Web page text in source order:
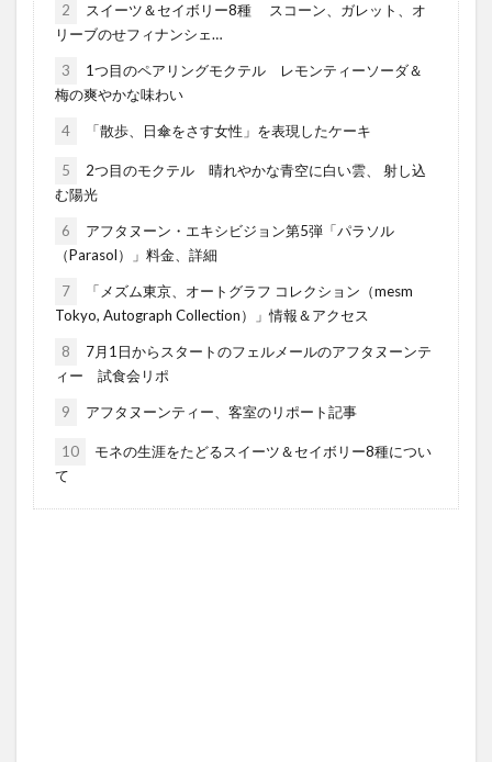
2
スイーツ＆セイボリー8種 スコーン、ガレット、オ
リーブのせフィナンシェ…
3
1つ目のペアリングモクテル レモンティーソーダ＆
梅の爽やかな味わい
4 「散歩、日傘をさす女性」を表現したケーキ
5
2つ目のモクテル 晴れやかな青空に白い雲、 射し込
む陽光
6
アフタヌーン・エキシビジョン第5弾「パラソル
（Parasol）」料金、詳細
7
「メズム東京、オートグラフ コレクション（mesm
Tokyo, Autograph Collection）」情報＆アクセス
8
7月1日からスタートのフェルメールのアフタヌーンテ
ィー 試食会リポ
9 アフタヌーンティー、客室のリポート記事
10
モネの生涯をたどるスイーツ＆セイボリー8種につい
て